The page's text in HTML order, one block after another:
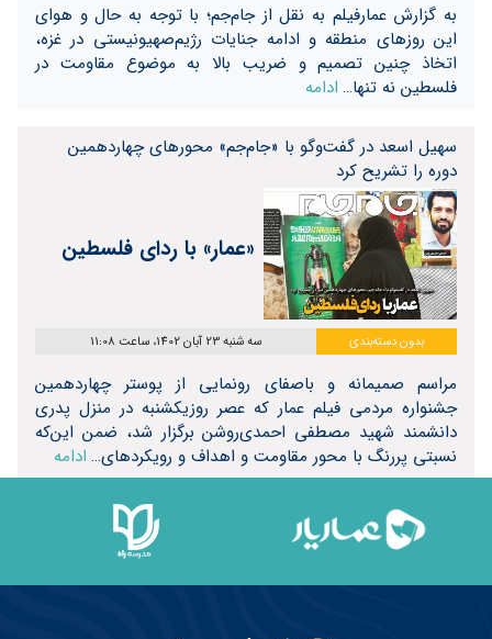
به گزارش عمارفیلم به نقل از جام‌جم؛ با توجه به حال و هوای
این روزهای منطقه و ادامه جنایات رژیم‌صهیونیستی در غزه،
اتخاذ چنین تصمیم و ضریب بالا به موضوع مقاومت در
فلسطین نه تنها… ادامه
سهیل اسعد در گفت‌وگو با «جام‌جم» محورهای چهاردهمین
دوره را تشریح کرد
«عمار» با ردای فلسطین
بدون دسته‌بندی سه شنبه 23 آبان 1402، ساعت 11:08
مراسم صمیمانه و باصفای رونمایی از پوستر چهاردهمین
جشنواره مردمی فیلم عمار که عصر روزیکشنبه در منزل پدری
دانشمند شهید مصطفی احمدی‌روشن برگزار شد، ضمن این‌که
نسبتی پررنگ با محور مقاومت و اهداف و رویکردهای… ادامه